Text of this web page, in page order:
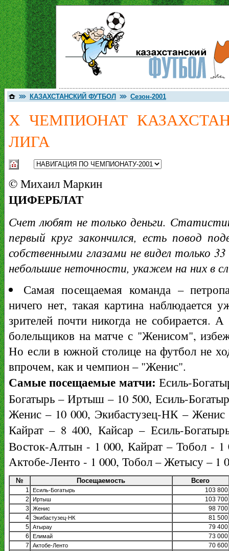
КАЗАХСТАНСКИЙ ФУТБОЛ Сезон-2001
Х ЧЕМПИОНАТ
ЛИГА
© Михаил Маркин
ЦИФЕРБЛАТ
Счет любят не только деньги.
первый круг закончился, есть повод
собственными глазами не видел только
небольшие неточности, укажем на них
Самая посещаемая команда –
ничего нет, такая картина
зрителей почти никогда не собирается.
болельщиков на матче с "Женисом",
Но если в южной столице на футбол не
впрочем, как и чемпион – "Женис".
Самые посещаемые матчи: Есиль-
Богатырь – Иртыш – 10 500, Есиль-
Женис – 10 000, Экибастузец-НК –
Кайрат – 8 400, Кайсар – Есиль-
Восток-Алтын - 1 000, Кайрат – Тобол -
Актобе-Ленто - 1 000, Тобол – Жетысу – 1
№ Посещаемость Всего
1 Есиль-Богатырь
103 800
2
Иртыш
103 700
3 Женис
98 700
4 Экибастузец-НК
81 500
5 Атырау
79 400
6
Елимай
73 000
7
Актобе-Ленто
70 600